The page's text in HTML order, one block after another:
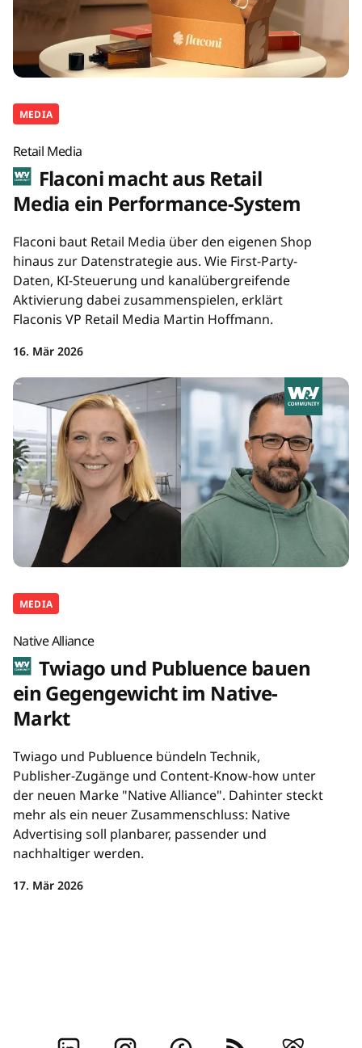
MEDIA
Retail Media
Flaconi macht aus Retail
Media ein Performance-System
Flaconi baut Retail Media über den eigenen Shop
hinaus zur Datenstrategie aus. Wie First-Party-
Daten, KI-Steuerung und kanalübergreifende
Aktivierung dabei zusammenspielen, erklärt
Flaconis VP Retail Media Martin Hoffmann.
16. Mär 2026
MEDIA
Native Alliance
Twiago und Publuence bauen
ein Gegengewicht im Native-
Markt
Twiago und Publuence bündeln Technik,
Publisher-Zugänge und Content-Know-how unter
der neuen Marke "Native Alliance". Dahinter steckt
mehr als ein neuer Zusammenschluss: Native
Advertising soll planbarer, passender und
nachhaltiger werden.
17. Mär 2026